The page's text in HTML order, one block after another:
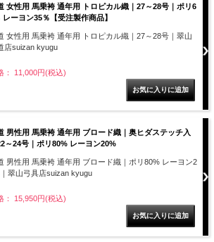
女性用 馬乗袴 通年用 トロピカル織｜27～28号｜ポリ6
レーヨン35％【受注製作商品】
女性用 馬乗袴 通年用 トロピカル織｜27～28号｜翠山
店suizan kyugu
： 11,000円(税込)
男性用 馬乗袴 通年用 ブロード織｜奥ヒダステッチ入
～24号｜ポリ80% レーヨン20%
男性用 馬乗袴 通年用 ブロード織｜ポリ80% レーヨン2
翠山弓具店suizan kyugu
： 15,950円(税込)